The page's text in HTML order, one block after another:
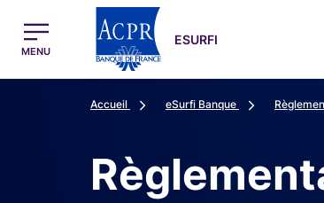
ESURFI Menu Principal
MENU
ESURFI
Accueil eSurfi Banque